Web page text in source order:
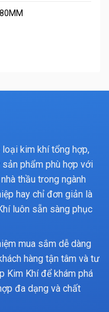
kim khí tổng hợp,
phẩm phù hợp với
thầu trong ngành
hay chỉ đơn giản là
luôn sẵn sàng phục
mua sắm dễ dàng
hàng tận tâm và tư
Kim Khí để khám phá
đa dạng và chất